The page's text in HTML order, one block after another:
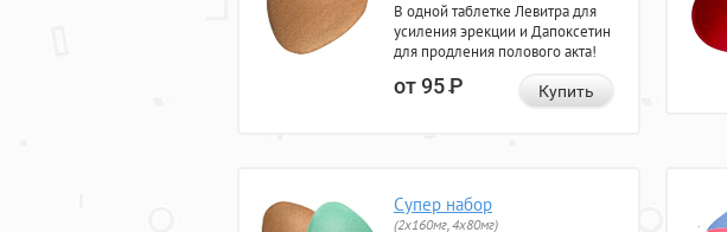
В одной таблетке Левитра для
усиления эрекции и Дапоксетин
для продления полового акта!
от 95Р Купить
Супер набор
(2х160мг, 4х80мг)